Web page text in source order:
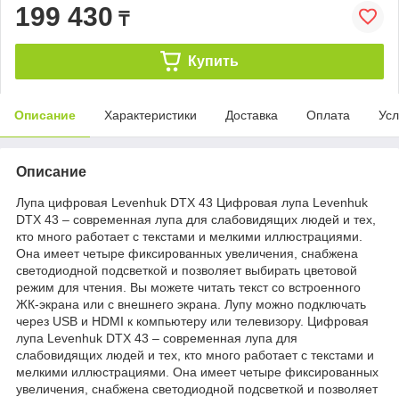
199 430 ₸
Купить
Описание Характеристики Доставка Оплата
Описание
Лупа цифровая Levenhuk DTX 43 Цифровая лупа Levenhuk
DTX 43 – современная лупа для слабовидящих людей и тех,
кто много работает с текстами и мелкими иллюстрациями.
Она имеет четыре фиксированных увеличения, снабжена
светодиодной подсветкой и позволяет выбирать цветовой
режим для чтения. Вы можете читать текст со встроенного
ЖК-экрана или с внешнего экрана. Лупу можно подключать
через USB и HDMI к компьютеру или телевизору. Цифровая
лупа Levenhuk DTX 43 – современная лупа для
слабовидящих людей и тех, кто много работает с текстами и
мелкими иллюстрациями. Она имеет четыре фиксированных
увеличения, снабжена светодиодной подсветкой и позволяет